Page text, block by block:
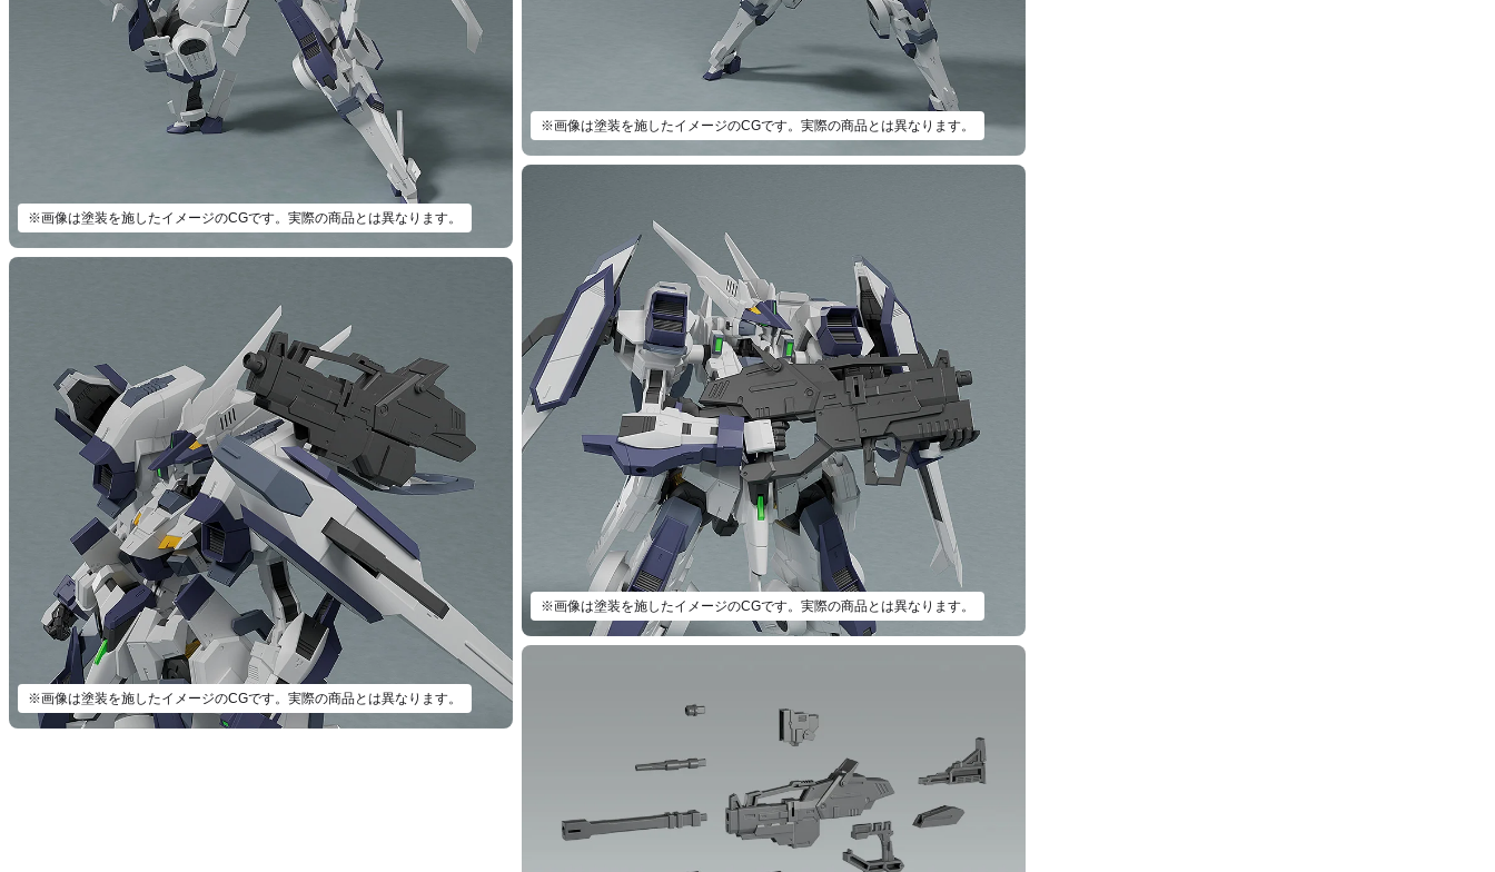
※画像は塗装を施したイメージのCGです。実際の商品とは異なります。
※画像は塗装を施したイメージのCGです。実際の商品とは異なります。
※画像は塗装を施したイメージのCGです。実際の商品とは異なります。
※画像は塗装を施したイメージのCGです。実際の商品とは異なります。